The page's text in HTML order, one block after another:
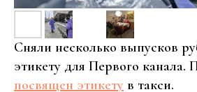
Сняли несколько выпусков
этикету для Первого канала.
посвящен этикету в такси.